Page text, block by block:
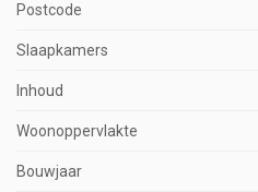
Postcode
Slaapkamers
Inhoud
Woonoppervlakte
Bouwjaar